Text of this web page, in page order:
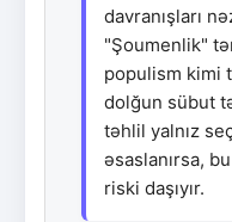
davranışları
"Şoumenlik"
populism kimi
dolğun sübut
təhlil yalnız
əsaslanırsa,
riski daşıyır.